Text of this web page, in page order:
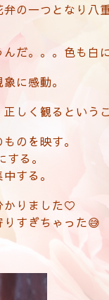
の一つとなり八
んだ。。。色も白
に感動。
しく観るというこ
のを映す。
る。
する。
かりました♡
すぎちゃった😅